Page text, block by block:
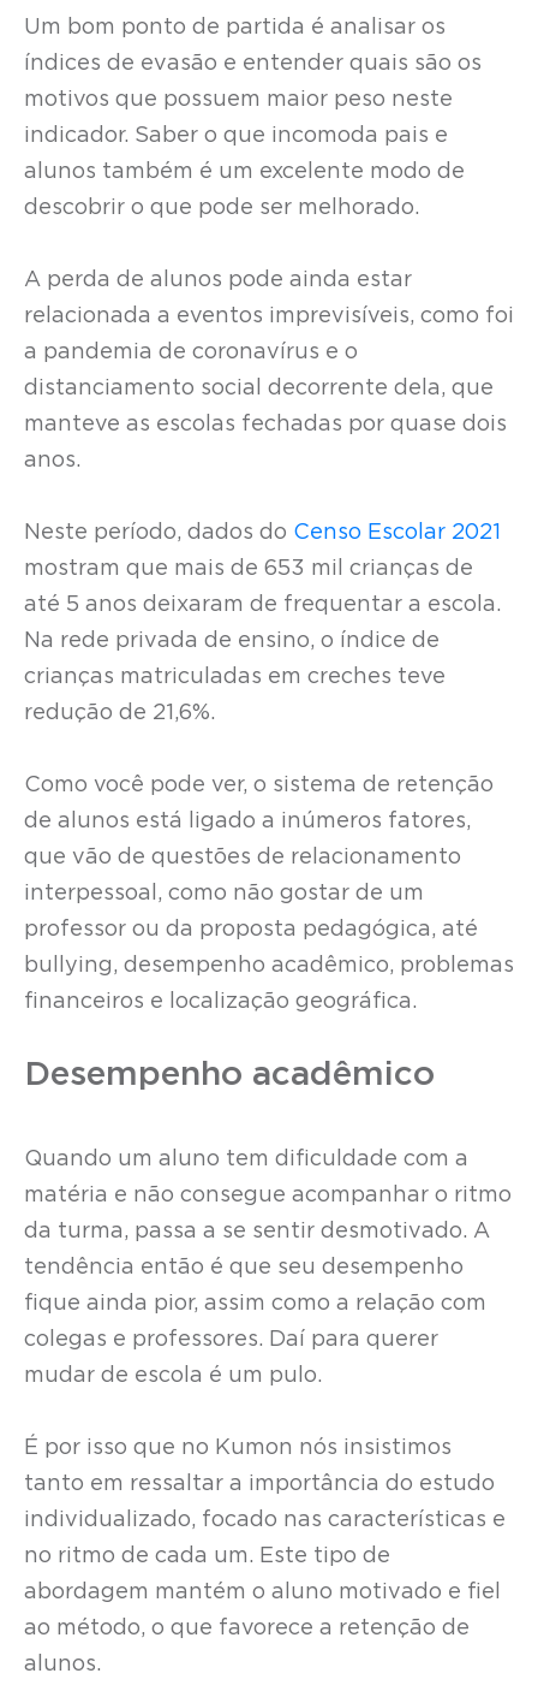
Um bom ponto de partida é analisar os
índices de evasão e entender quais são os
motivos que possuem maior peso neste
indicador. Saber o que incomoda pais e
alunos também é um excelente modo de
descobrir o que pode ser melhorado.
A perda de alunos pode ainda estar
relacionada a eventos imprevisíveis, como foi
a pandemia de coronavírus e o
distanciamento social decorrente dela, que
manteve as escolas fechadas por quase dois
anos.
Neste período, dados do Censo Escolar 2021
mostram que mais de 653 mil crianças de
até 5 anos deixaram de frequentar a escola.
Na rede privada de ensino, o índice de
crianças matriculadas em creches teve
redução de 21,6%.
Como você pode ver, o sistema de retenção
de alunos está ligado a inúmeros fatores,
que vão de questões de relacionamento
interpessoal, como não gostar de um
professor ou da proposta pedagógica, até
bullying, desempenho acadêmico, problemas
financeiros e localização geográfica.
Desempenho acadêmico
Quando um aluno tem dificuldade com a
matéria e não consegue acompanhar o ritmo
da turma, passa a se sentir desmotivado. A
tendência então é que seu desempenho
fique ainda pior, assim como a relação com
colegas e professores. Daí para querer
mudar de escola é um pulo.
É por isso que no Kumon nós insistimos
tanto em ressaltar a importância do estudo
individualizado, focado nas características e
no ritmo de cada um. Este tipo de
abordagem mantém o aluno motivado e fiel
ao método, o que favorece a retenção de
alunos.